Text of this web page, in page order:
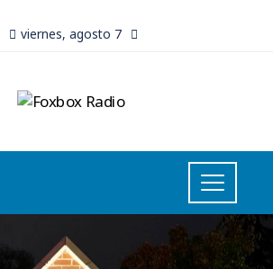
viernes, agosto 7